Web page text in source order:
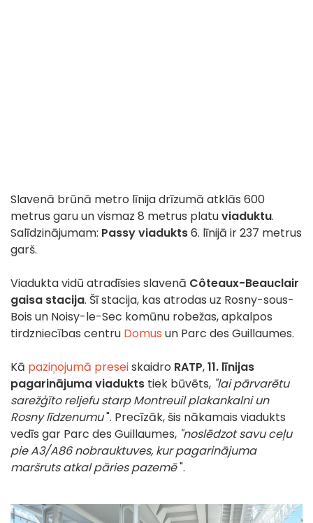
Slavenā brūnā metro līnija drīzumā atklās 600
metrus garu un vismaz 8 metrus platuviaduktu.
Salīdzinājumam: Passy viadukts6. līnijā ir 237 metrus
garš.
Viadukta vidū atradīsies slavenā Côteaux-Beauclair
gaisa stacija. Šī stacija, kas atrodas uz Rosny-sous-
Bois un Noisy-le-Sec komūnu robežas, apkalpos
tirdzniecības centru Domus un Parc des Guillaumes.
Kā paziņojumā preseiskaidro RATP,11. līnijas
pagarinājuma viadukts tiek būvēts, "lai pārvarētu
sarežģīto reljefu starp Montreuil plakankalni un
Rosny līdzenumu". Precīzāk, šis nākamais viadukts
vedīs gar Parc des Guillaumes, "noslēdzot savu ceļu
pie A3/A86 nobrauktuves, kur pagarinājuma
maršruts atkal pāries pazemē".